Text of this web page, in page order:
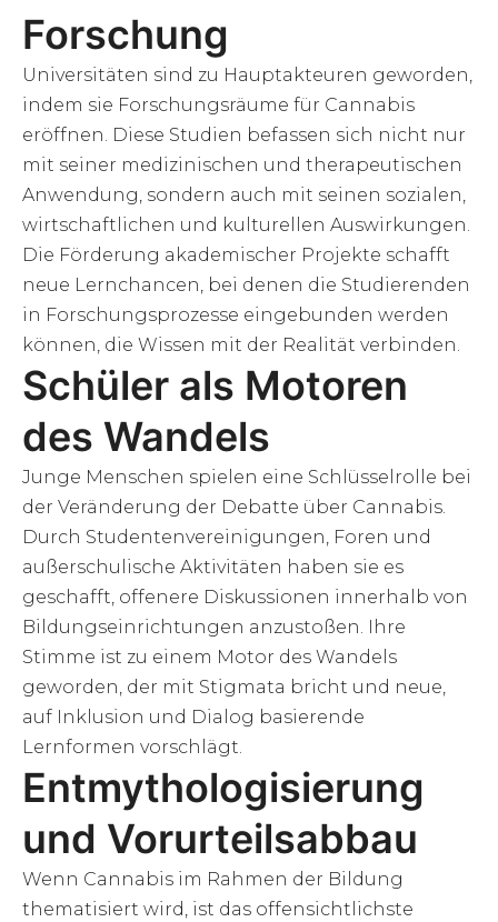
Forschung
Universitäten sind zu Hauptakteuren geworden,
indem sie Forschungsräume für Cannabis
eröffnen. Diese Studien befassen sich nicht nur
mit seiner medizinischen und therapeutischen
Anwendung, sondern auch mit seinen sozialen,
wirtschaftlichen und kulturellen Auswirkungen.
Die Förderung akademischer Projekte schafft
neue Lernchancen, bei denen die Studierenden
in Forschungsprozesse eingebunden werden
können, die Wissen mit der Realität verbinden.
Schüler als Motoren
des Wandels
Junge Menschen spielen eine Schlüsselrolle bei
der Veränderung der Debatte über Cannabis.
Durch Studentenvereinigungen, Foren und
außerschulische Aktivitäten haben sie es
geschafft, offenere Diskussionen innerhalb von
Bildungseinrichtungen anzustoßen. Ihre
Stimme ist zu einem Motor des Wandels
geworden, der mit Stigmata bricht und neue,
auf Inklusion und Dialog basierende
Lernformen vorschlägt.
Entmythologisierung
und Vorurteilsabbau
Wenn Cannabis im Rahmen der Bildung
thematisiert wird, ist das offensichtlichste